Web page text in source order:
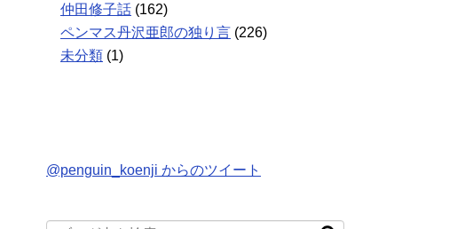
仲田修子話 (162)
ペンマス丹沢亜郎の独り言 (226)
未分類 (1)
@penguin_koenji からのツイート